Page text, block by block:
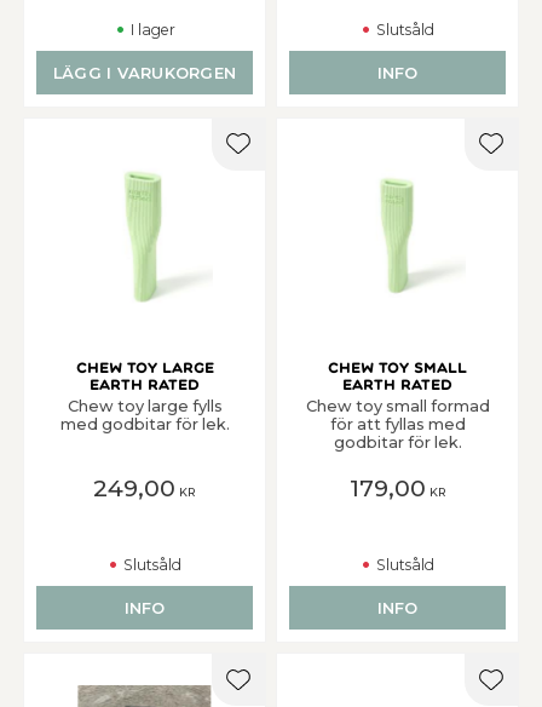
I lager
LÄGG I VARUKORGEN
Slutsåld
INFO
Chew Toy Large
Earth Rated
Chew toy large fylls
med godbitar för lek.
249,00 KR
Lägg till i favoriter
Slutsåld
INFO
Chew Toy Small
Earth Rated
Chew toy small formad
för att fyllas med
godbitar för lek.
179,00 KR
Slutsåld
INFO
Lägg till i favoriter